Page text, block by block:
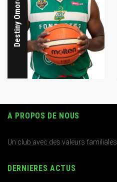
Destiny Omorogbe
A PROPOS DE NOUS
Un club avec des valeurs familiales
DERNIERES ACTUS